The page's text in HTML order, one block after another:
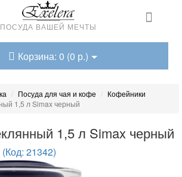
ПОСУДА ВАШЕЙ МЕЧТЫ
Корзина: 0 (0 р.)
Посуда для чая и кофе
Кофейники
1,5 л Simax черный
1,5 л Simax черный
(Код: 21342)